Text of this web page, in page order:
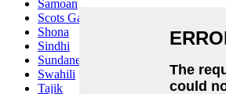
Samoan
Scots Gaelic
Shona
Sindhi
Sundanese
Swahili
Tajik